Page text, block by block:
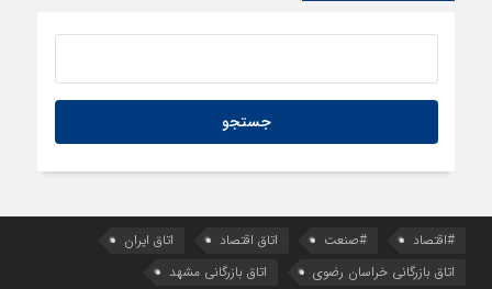
#اقتصاد #صنعت اتاق اقتصاد
اتاق ایران
اتاق بازرگانی خراسان رضوی
اتاق بازرگانی مشهد